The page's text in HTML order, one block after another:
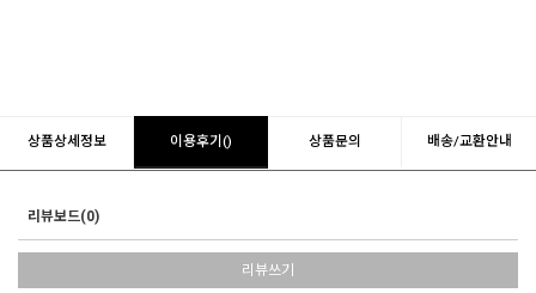
상품상세정보 이용후기() 상품문의 배송/교환안내
리뷰보드(0)
리뷰쓰기